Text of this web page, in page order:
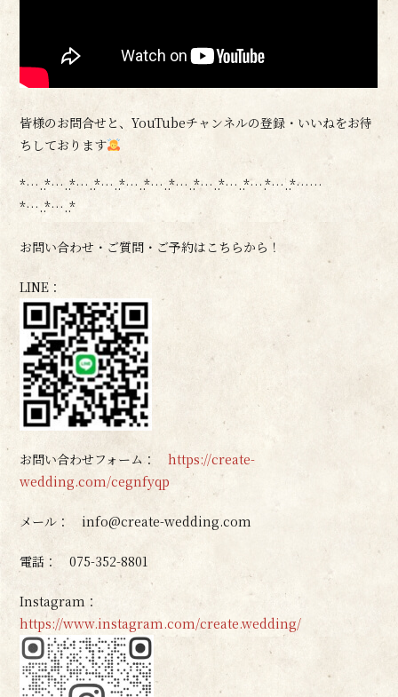
皆様のお問合せと、YouTubeチャンネルの登録・いいねをお待
ちしております
*…..*…..*…..*…..*…..*…..*…..*…..*…..*….*…..*……
*…..*…..*
お問い合わせ・ご質問・ご予約はこちらから！
LINE：
お問い合わせフォーム：https://create-
wedding.com/cegnfyqp
メール： info@create-wedding.com
電話： 075-352-8801
Instagram：
https://www.instagram.com/create.wedding/